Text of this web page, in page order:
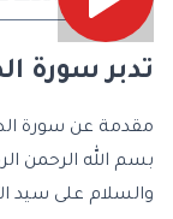
تدبر سورة
مقدمة عن سورة
بسم الله الرحمن
والسلام على سيد